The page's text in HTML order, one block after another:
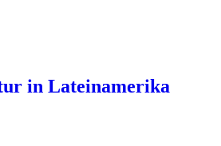
in Lateinamerika